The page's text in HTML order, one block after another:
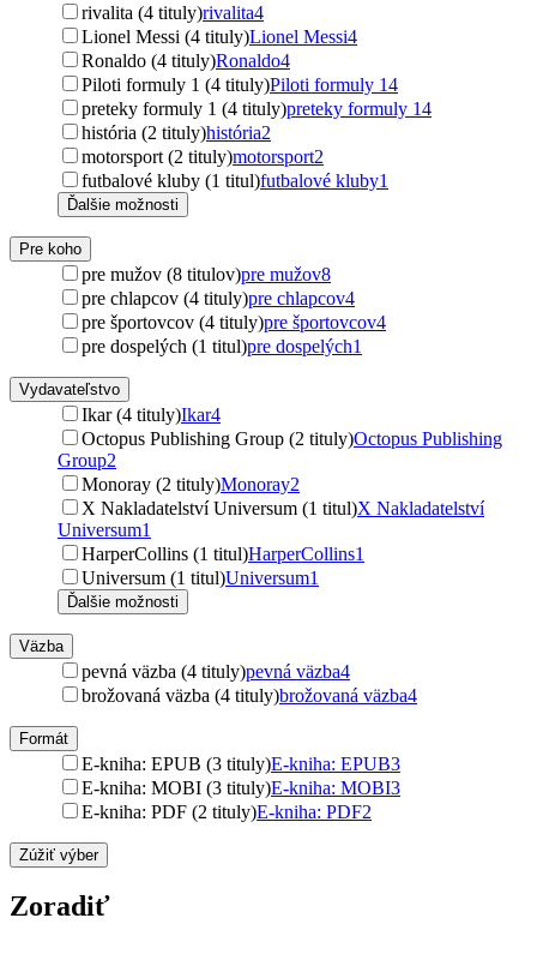
rivalita (4 tituly)rivalita4
Lionel Messi (4 tituly)Lionel Messi4
Ronaldo (4 tituly)Ronaldo4
Piloti formuly 1 (4 tituly)Piloti formuly 14
preteky formuly 1 (4 tituly)preteky formuly 14
história (2 tituly)história2
motorsport (2 tituly)motorsport2
futbalové kluby (1 titul)futbalové kluby1
Ďalšie možnosti
Pre koho
pre mužov (8 titulov)pre mužov8
pre chlapcov (4 tituly)pre chlapcov4
pre športovcov (4 tituly)pre športovcov4
pre dospelých (1 titul)pre dospelých1
Vydavateľstvo
Ikar (4 tituly)Ikar4
Octopus Publishing Group (2 tituly)Octopus Publishing
Group2
Monoray (2 tituly)Monoray2
X Nakladatelství Universum (1 titul)X Nakladatelství
Universum1
HarperCollins (1 titul)HarperCollins1
Universum (1 titul)Universum1
Ďalšie možnosti
Väzba
pevná väzba (4 tituly)pevná väzba4
brožovaná väzba (4 tituly)brožovaná väzba4
Formát
E-kniha: EPUB (3 tituly)E-kniha: EPUB3
E-kniha: MOBI (3 tituly)E-kniha: MOBI3
E-kniha: PDF (2 tituly)E-kniha: PDF2
Zúžiť výber
Zoradiť